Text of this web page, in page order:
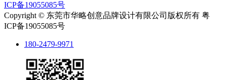
ICP备19055085号
Copyright © 东莞市华略创意品牌设计有限公司版权所有 粤
ICP备19055085号
180-2479-9971